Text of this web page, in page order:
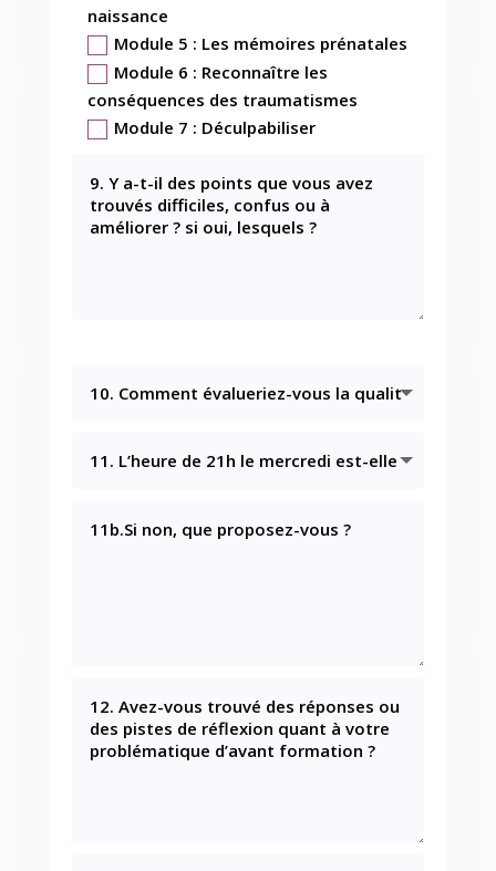
naissance
Module 5 : Les mémoires prénatales
Module 6 : Reconnaître les
conséquences des traumatismes
Module 7 : Déculpabiliser